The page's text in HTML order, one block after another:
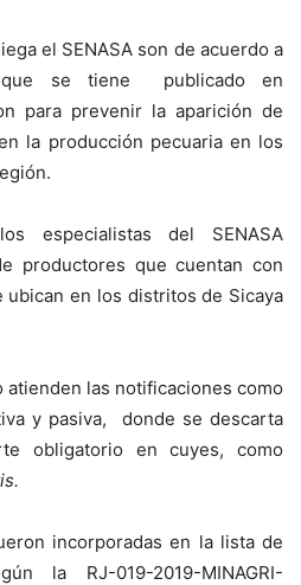
el SENASA son de acuerdo a
se tiene publicado en
para prevenir la aparición de
la producción pecuaria en los
especialistas del SENASA
productores que cuentan con
ubican en los distritos de Sicaya
atienden las notificaciones como
y pasiva, donde se descarta
obligatorio en cuyes, como
incorporadas en la lista de
la RJ-019-2019-MINAGRI-